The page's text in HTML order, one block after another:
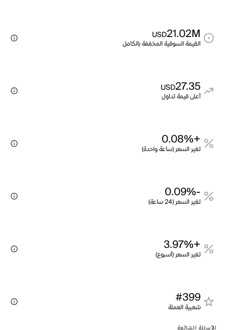
21.02M
USD
القيمة السوقية المخففة بالكامل
27.35
USD
أعلى قيمة تداول
+0.08%
تغير السعر (ساعة واحدة)
-0.09%
تغير السعر (24 ساعة)
+3.97%
تغير السعر (أسبوع)
#399
شعبية العملة
الأسئلة الشائعة